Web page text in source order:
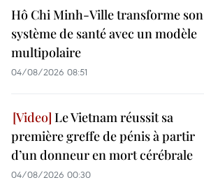
Hô Chi Minh-Ville transforme son
système de santé avec un modèle
multipolaire
04/08/2026 08:51
Le Vietnam réussit sa
première greffe de pénis à partir
d’un donneur en mort cérébrale
04/08/2026 00:30